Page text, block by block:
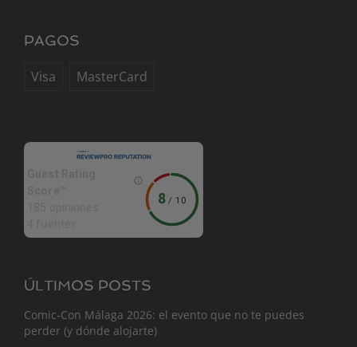
PAGOS
Visa MasterCard
8 / 10
ÚLTIMOS POSTS
Comic-Con Málaga 2026: el evento que no te puedes
perder (y dónde alojarte)